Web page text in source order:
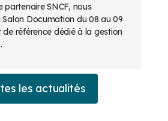
SNCF, nous
Documation du 08 au 09
de référence dédié à la gestion
les actualités